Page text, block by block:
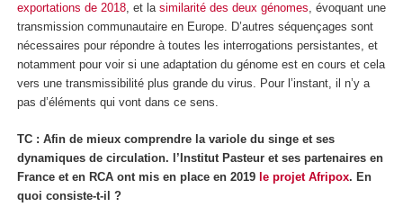
exportations de 2018, et la similarité des deux génomes, évoquant une
transmission communautaire en Europe. D’autres séquençages sont
nécessaires pour répondre à toutes les interrogations persistantes, et
notamment pour voir si une adaptation du génome est en cours et cela
vers une transmissibilité plus grande du virus. Pour l’instant, il n’y a
pas d’éléments qui vont dans ce sens.
TC : Afin de mieux comprendre la variole du singe et ses
dynamiques de circulation. l’Institut Pasteur et ses partenaires en
France et en RCA ont mis en place en 2019 le projet Afripox. En
quoi consiste-t-il ?